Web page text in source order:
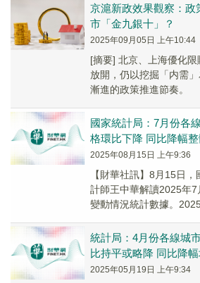
京滬新政效果觀察：
市「金九銀十」？
2025年09月05日 上午10:44
[摘要] 北京、上海優化
放開，仍以挖掘「内需
漸進的政策推進節奏。
國家統計局：7月份各
格環比下降 同比降幅
2025年08月15日 上午9:36
【財華社訊】8月15日
計師王中華解讀2025年
變動情況統計數據。
統計局：4月份各線城
比持平或略降 同比降
2025年05月19日 上午9:34